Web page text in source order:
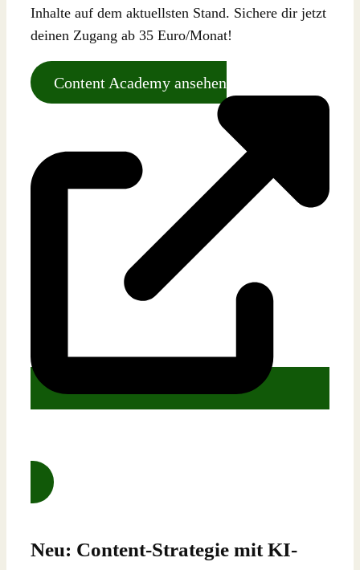
Inhalte auf dem aktuellsten Stand. Sichere dir jetzt
deinen Zugang ab 35 Euro/Monat!
Content Academy ansehen
Neu: Content-Strategie mit KI-